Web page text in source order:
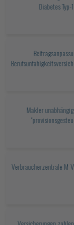
Diabetes Typ-1
Makler
Verbraucherzentrale M-